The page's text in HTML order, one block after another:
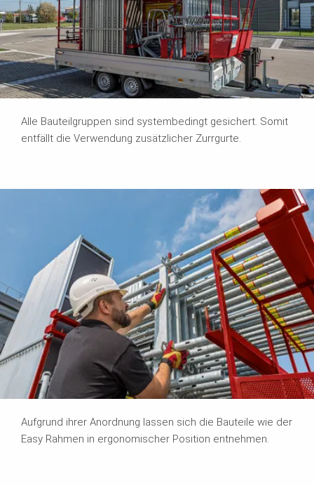
Alle Bauteilgruppen sind systembedingt gesichert. Somit
entfällt die Verwendung zusätzlicher Zurrgurte.
Aufgrund ihrer Anordnung lassen sich die Bauteile wie der
Easy Rahmen in ergonomischer Position entnehmen.